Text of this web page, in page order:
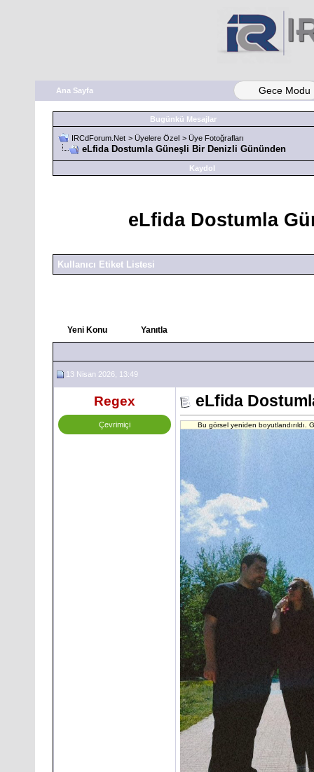
Ana Sayfa Gece Modu
Bugünkü Mesajlar
IRCdForum.Net > Üyelere Özel > Üye Fotoğrafları
eLfida Dostumla Güneşli Bir Denizli Gününden
Kaydol
eLfida Dostumla
Kullanıcı Etiket Listesi
Yeni Konu Yanıtla
13 Nisan 2026, 13:49
Regex
Çevrimiçi
eLfida
Bu görsel yeniden boyutlandırıldı.